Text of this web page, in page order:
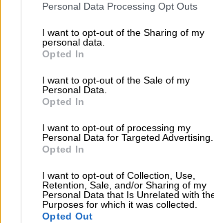
Please note that this website/app uses one
not limited to your visit or usage behaviour.
grant or deny consent to Google and its
use your data for below specified purposes
consent section.
Personal Data Processing Opt Outs
I want to opt-out of the Sharing of my
personal data.
Opted In
I want to opt-out of the Sale of my
Personal Data.
Opted In
I want to opt-out of processing my
Personal Data for Targeted Advertising.
Opted In
I want to opt-out of Collection, Use,
Retention, Sale, and/or Sharing of my
Personal Data that Is Unrelated with
Purposes for which it was collected.
Opted Out
Πέθανε ο γηραιότερος
κόσμο - Ήταν 106 ετών
Πέθανε ο ηθοποιός Νόρμαν
πρωταγωνίστησε στην επική
«Πολίτης Κέιν»